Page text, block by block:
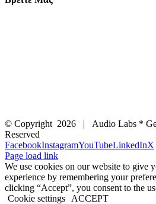
© Copyright 2026 | Audio Labs *
Reserved
FacebookInstagramYouTubeLinkedInX
Page load link
We use cookies on our website to give
experience by remembering your
clicking “Accept”, you consent to the
Cookie settings
ACCEPT